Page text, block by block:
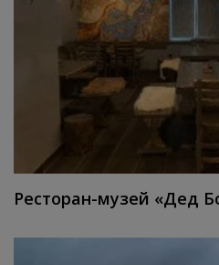
Ресторан-музей «Дед